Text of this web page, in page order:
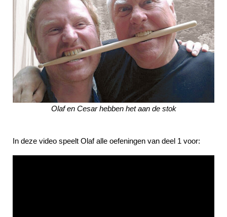
Olaf en Cesar hebben het aan de stok
In deze video speelt Olaf alle oefeningen van deel 1 voor: